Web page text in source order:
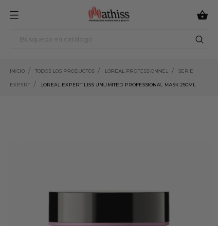

INICIO TODOS LOS PRODUCTOS LOREAL PROFESSIONNEL SERIE
EXPERT LOREAL EXPERT LISS UNLIMITED PROFESSIONAL MASK 250ML